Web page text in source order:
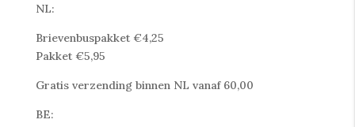
NL:
Brievenbuspakket €4,25
Pakket €5,95
Gratis verzending binnen NL vanaf 60,00
BE: